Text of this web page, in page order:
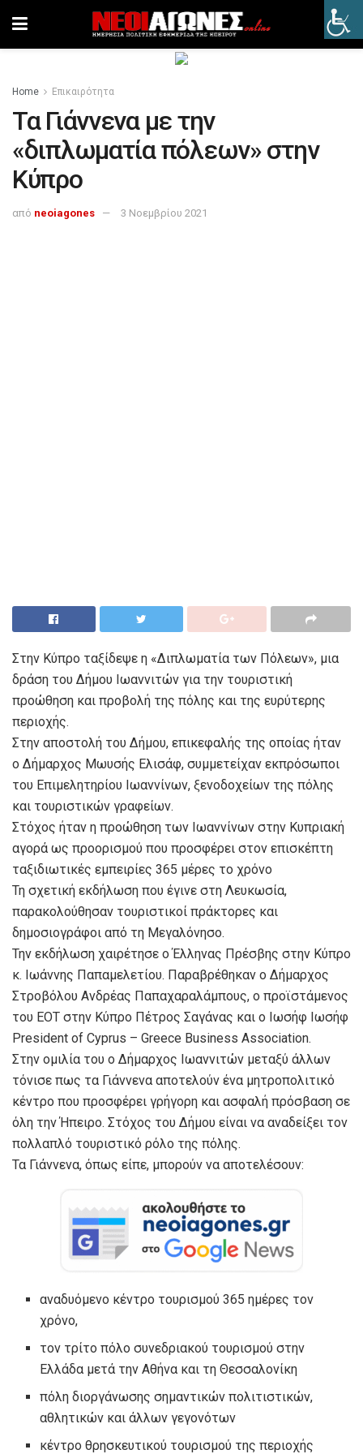
Home Επικαιρότητα
Τα Γιάννενα με την
«διπλωματία πόλεων» στην
Κύπρο
από neoiagones 3 Νοεμβρίου 2021
Στην Κύπρο ταξίδεψε η «Διπλωματία των Πόλεων», μια
δράση του Δήμου Ιωαννιτών για την τουριστική
προώθηση και προβολή της πόλης και της ευρύτερης
περιοχής.
Στην αποστολή του Δήμου, επικεφαλής της οποίας ήταν
ο Δήμαρχος Μωυσής Ελισάφ, συμμετείχαν εκπρόσωποι
του Επιμελητηρίου Ιωαννίνων, ξενοδοχείων της πόλης
και τουριστικών γραφείων.
Στόχος ήταν η προώθηση των Ιωαννίνων στην Κυπριακή
αγορά ως προορισμού που προσφέρει στον επισκέπτη
ταξιδιωτικές εμπειρίες 365 μέρες το χρόνο
Τη σχετική εκδήλωση που έγινε στη Λευκωσία,
παρακολούθησαν τουριστικοί πράκτορες και
δημοσιογράφοι από τη Μεγαλόνησο.
Την εκδήλωση χαιρέτησε ο Έλληνας Πρέσβης στην Κύπρο
κ. Ιωάννης Παπαμελετίου. Παραβρέθηκαν ο Δήμαρχος
Στροβόλου Ανδρέας Παπαχαραλάμπους, ο προϊστάμενος
του ΕΟΤ στην Κύπρο Πέτρος Σαγάνας και ο Ιωσήφ Ιωσήφ
President of Cyprus – Greece Business Association.
Στην ομιλία του ο Δήμαρχος Ιωαννιτών μεταξύ άλλων
τόνισε πως τα Γιάννενα αποτελούν ένα μητροπολιτικό
κέντρο που προσφέρει γρήγορη και ασφαλή πρόσβαση σε
όλη την Ήπειρο. Στόχος του Δήμου είναι να αναδείξει τον
πολλαπλό τουριστικό ρόλο της πόλης.
Τα Γιάννενα, όπως είπε, μπορούν να αποτελέσουν:
αναδυόμενο κέντρο τουρισμού 365 ημέρες τον
χρόνο,
τον τρίτο πόλο συνεδριακού τουρισμού στην
Ελλάδα μετά την Αθήνα και τη Θεσσαλονίκη
πόλη διοργάνωσης σημαντικών πολιτιστικών,
αθλητικών και άλλων γεγονότων
κέντρο θρησκευτικού τουρισμού της περιοχής